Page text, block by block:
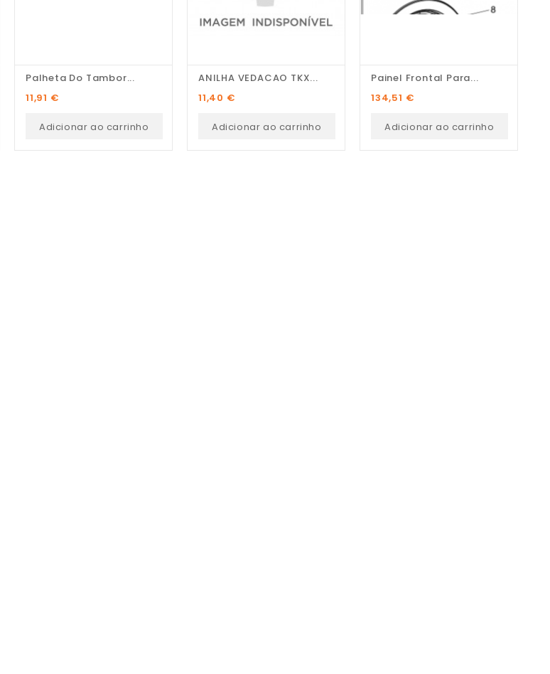
Pereira
Palheta Do Tambor...
Preço
11,91 €
Adicionar ao carrinho
ANILHA VEDACAO TKX...
Preço
11,40 €
Adicionar ao carrinho
Painel Frontal Para...
Preço
134,51 €
Adicionar ao carrinho